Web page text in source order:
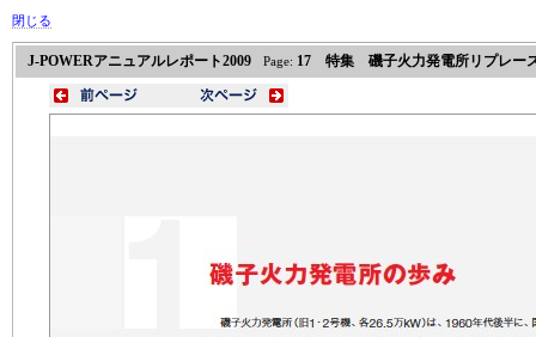
閉じる
J-POWERアニュアルレポート2009 Page: 17 特集 磯子火力発電所リプレー